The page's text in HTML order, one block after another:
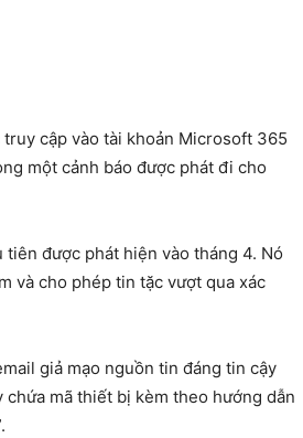
cập vào tài khoản Microsoft 365
một cảnh báo được phát đi cho
được phát hiện vào tháng 4. Nó
và cho phép tin tặc vượt qua xác
giả mạo nguồn tin đáng tin cậy
chứa mã thiết bị kèm theo hướng dẫn